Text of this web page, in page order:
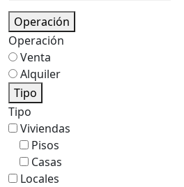
Operación
Operación
Venta
Alquiler
Tipo
Tipo
Viviendas
Pisos
Casas
Locales